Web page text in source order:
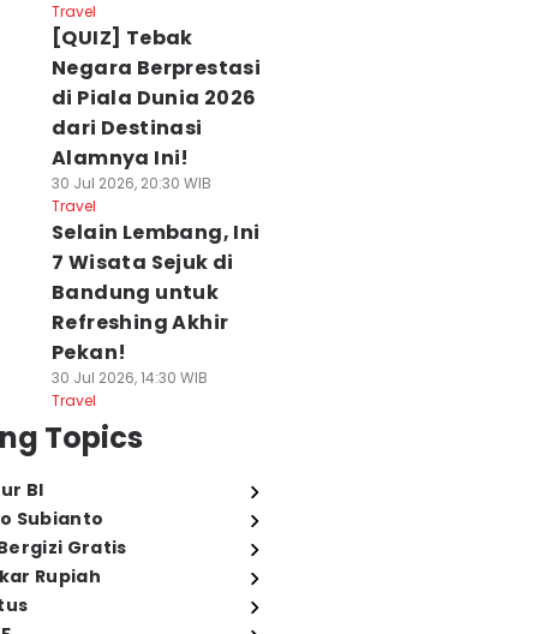
Travel
[QUIZ] Tebak
Negara Berprestasi
di Piala Dunia 2026
dari Destinasi
Alamnya Ini!
30 Jul 2026, 20:30 WIB
Travel
Selain Lembang, Ini
7 Wisata Sejuk di
Bandung untuk
Refreshing Akhir
Pekan!
30 Jul 2026, 14:30 WIB
Travel
Topics
BI
Subianto
Gratis
Rupiah